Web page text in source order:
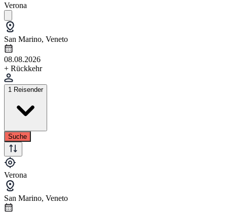
Verona
San Marino, Veneto
08.08.2026
+ Rückkehr
1 Reisender
Suche
Verona
San Marino, Veneto